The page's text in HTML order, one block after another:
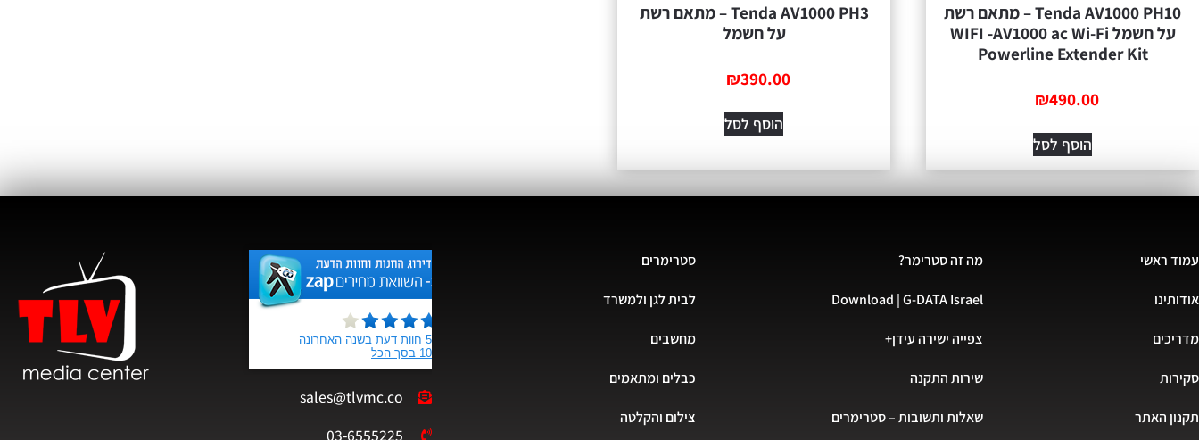
Tenda AV1000 PH10 – מתאם רשת
על חשמל WIFI -AV1000 ac Wi-Fi
Powerline Extender Kit
₪490.00
הוסף לסל
Tenda AV1000 PH3 – מתאם רשת
על חשמל
₪390.00
הוסף לסל
עמוד ראשי
אודותינו
מדריכים
סקירות
תקנון האתר
מה זה סטרימר?
Download | G-DATA Israel
צפייה ישירה עידן+
שירות התקנה
שאלות ותשובות – סטרימרים
סטרימרים
לבית לגן ולמשרד
מחשבים
כבלים ומתאמים
צילום והקלטה
sales@tlvmc.co
03-6555225